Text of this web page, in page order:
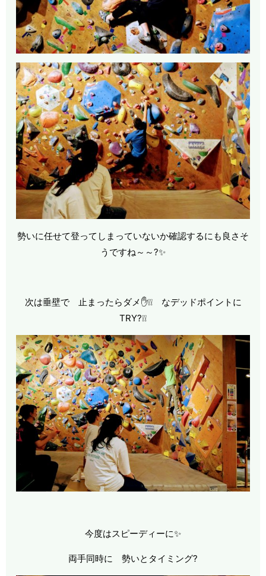
勢いに任せて登ってしまっていないか確認するにも良さそ
うですね～～?✨
次は垂壁で 止まったらダメ✋❕❕ なデッドポイントに
TRY?❕❕
今度はスピーディーに✨
両手同時に 勢いとタイミング?